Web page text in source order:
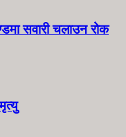
सवारी चलाउन रोक